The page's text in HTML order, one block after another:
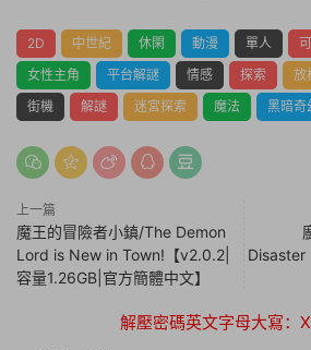
2D 中世紀 休閑 動漫 單人
女性主角
平台解謎 情感 探索 放
街機
解謎 迷宮探索 魔法 黑暗奇
上一篇
魔王的冒險者小鎮/The Demon
Lord is New in Town!【v2.0.2|
容量1.26GB|官方簡體中文】
Disaster
解壓密碼英文字母大寫：